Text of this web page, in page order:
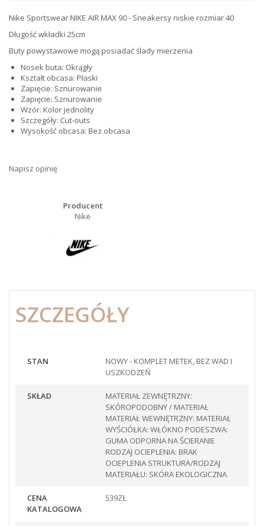
Nike Sportswear NIKE AIR MAX 90 - Sneakersy niskie rozmiar 40
Długość wkładki 25cm
Buty powystawowe mogą posiadać ślady mierzenia
Nosek buta: Okrągły
Kształt obcasa: Płaski
Zapięcie: Sznurowanie
Zapięcie: Sznurowanie
Wzór: Kolor jednolity
Szczegóły: Cut-outs
Wysokość obcasa: Bez obcasa
Napisz opinię
Producent
Nike
SZCZEGÓŁY
STAN
NOWY - KOMPLET METEK, BEZ WAD I
USZKODZEŃ
SKŁAD
MATERIAŁ ZEWNĘTRZNY:
SKÓROPODOBNY / MATERIAŁ
MATERIAŁ WEWNĘTRZNY: MATERIAŁ
WYŚCIÓŁKA: WŁÓKNO PODESZWA:
GUMA ODPORNA NA ŚCIERANIE
RODZAJ OCIEPLENIA: BRAK
OCIEPLENIA STRUKTURA/RODZAJ
MATERIAŁU: SKÓRA EKOLOGICZNA
CENA
KATALOGOWA
539ZŁ